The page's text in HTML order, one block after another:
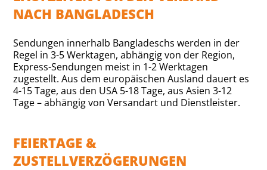
NACH BANGLADESCH
Sendungen innerhalb Bangladeschs werden in der
Regel in 3-5 Werktagen, abhängig von der Region,
Express-Sendungen meist in 1-2 Werktagen
zugestellt. Aus dem europäischen Ausland dauert es
4-15 Tage, aus den USA 5-18 Tage, aus Asien 3-12
Tage – abhängig von Versandart und Dienstleister.
FEIERTAGE &
ZUSTELLVERZÖGERUNGEN